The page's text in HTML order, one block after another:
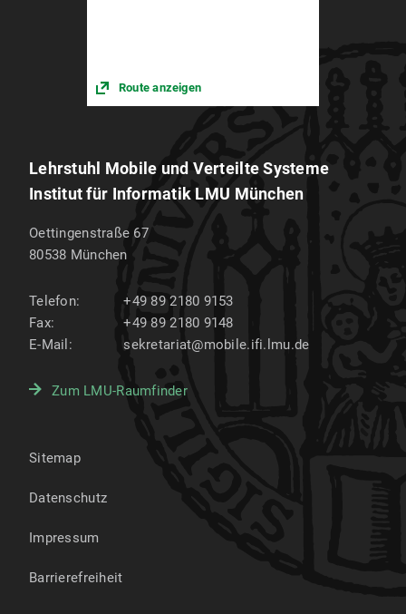
Route anzeigen
Lehrstuhl Mobile und Verteilte Systeme
Institut für Informatik LMU München
Oettingenstraße 67
80538 München
Telefon:
+49 89 2180 9153
Fax:
+49 89 2180 9148
E-Mail:
sekretariat@mobile.ifi.lmu.de
Zum LMU-Raumfinder
Sitemap
Datenschutz
Impressum
Barrierefreiheit